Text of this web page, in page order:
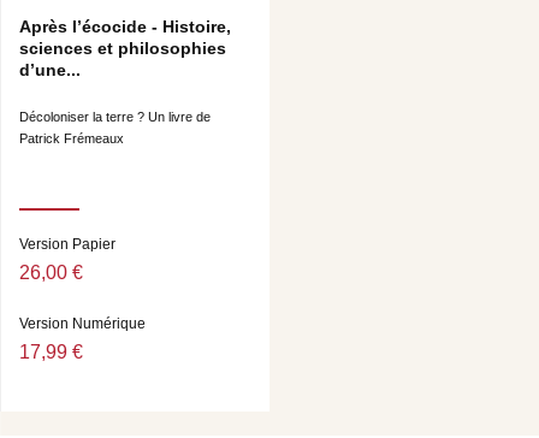
Après l’écocide - Histoire,
sciences et philosophies
d’une...
Décoloniser la terre ? Un livre de
Patrick Frémeaux
Version Papier
26,00 €
Version Numérique
17,99 €